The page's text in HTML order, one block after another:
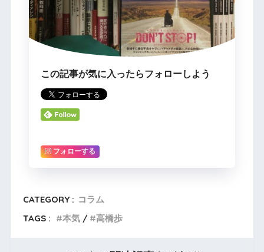
この記事が気に入ったらフォローしよう
フォローする
CATEGORY : コラム
TAGS :
本気 高橋歩